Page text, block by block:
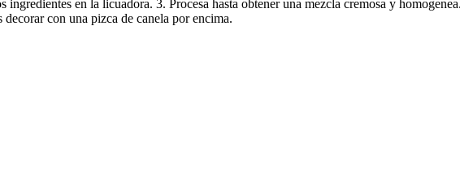
en la licuadora. 3. Procesa hasta obtener una mezcla cremosa y
con una pizca de canela por encima.